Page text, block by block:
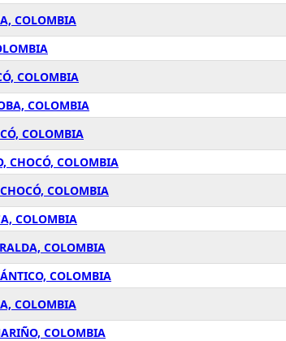
COLOMBIA
COLOMBIA
COLOMBIA
COLOMBIA
CHOCÓ, COLOMBIA
COLOMBIA
COLOMBIA
COLOMBIA
COLOMBIA
COLOMBIA
COLOMBIA